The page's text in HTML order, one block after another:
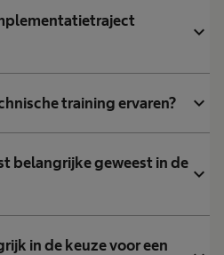
expand_more
training ervaren? expand_more
belangrijke geweest in de
expand_more
in de keuze voor een